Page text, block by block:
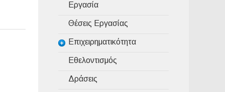
Εργασία
Θέσεις Εργασίας
Επιχειρηματικότητα
Εθελοντισμός
Δράσεις